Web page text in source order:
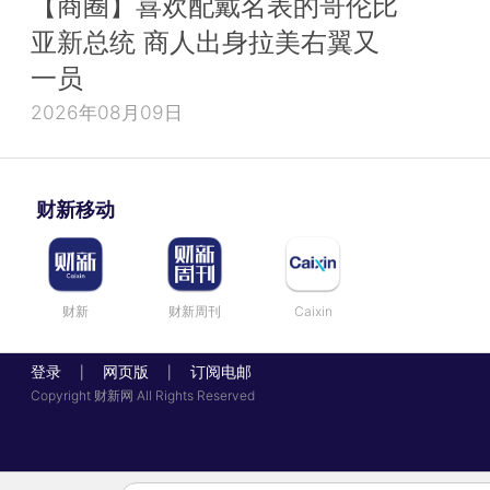
亚新总统 商人出身拉美右翼又
一员
2026年08月09日
财新移动
财新 财新周刊 Caixin
登录 网页版 订阅电邮
Copyright 财新网 All Rights Reserved